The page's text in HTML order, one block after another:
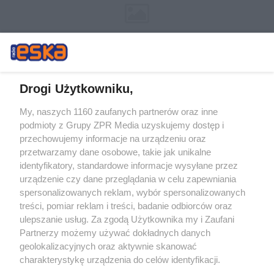
Żaden utwór zamieszczony w serwisie nie może być powielany i
rozpowszechniany lub dalej rozpowszechniany w jakikolwiek sposób (w
tym także elektroniczny lub mechaniczny) na jakimkolwiek polu
eksploatacji w jakiejkolwiek formie, włącznie z umieszczaniem w
Internecie bez pisemnej zgody właściciela praw. Jakiekolwiek użycie lub
wykorzystanie utworów w całości lub w części z naruszeniem prawa,
tzn. bez właściwej zgody, jest zabronione pod groźbą kary i może być
ścigane prawnie.
Drogi Użytkowniku,
My, naszych 1160 zaufanych partnerów oraz inne
podmioty z Grupy ZPR Media uzyskujemy dostęp i
przechowujemy informacje na urządzeniu oraz
przetwarzamy dane osobowe, takie jak unikalne
identyfikatory, standardowe informacje wysyłane przez
urządzenie czy dane przeglądania w celu zapewniania
spersonalizowanych reklam, wybór spersonalizowanych
treści, pomiar reklam i treści, badanie odbiorców oraz
ulepszanie usług. Za zgodą Użytkownika my i Zaufani
Partnerzy możemy używać dokładnych danych
geolokalizacyjnych oraz aktywnie skanować
charakterystykę urządzenia do celów identyfikacji.